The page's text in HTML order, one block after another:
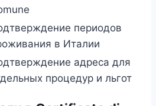
периодов
в Италии
адреса для
процедур и льгот